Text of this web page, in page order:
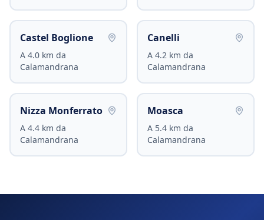
Castel Boglione
A 4.0 km da
Calamandrana
Canelli
A 4.2 km da
Calamandrana
Nizza Monferrato
A 4.4 km da
Calamandrana
Moasca
A 5.4 km da
Calamandrana